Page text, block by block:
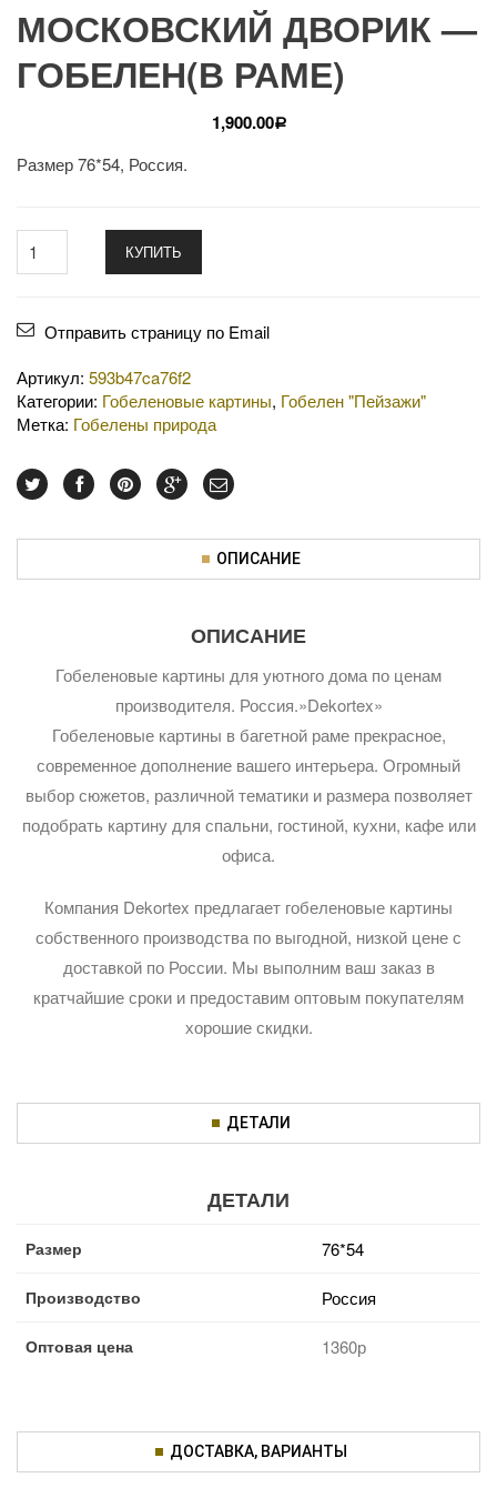
МОСКОВСКИЙ ДВОРИК —
ГОБЕЛЕН(В РАМЕ)
1,900.00Р
Размер 76*54, Россия.
КУПИТЬ
Отправить страницу по Email
Артикул: 593b47ca76f2
Категории: Гобеленовые картины, Гобелен "Пейзажи"
Метка: Гобелены природа
ОПИСАНИЕ
ОПИСАНИЕ
Гобеленовые картины для уютного дома по ценам
производителя. Россия.»Dekortex»
Гобеленовые картины в багетной раме прекрасное,
современное дополнение вашего интерьера. Огромный
выбор сюжетов, различной тематики и размера позволяет
подобрать картину для спальни, гостиной, кухни, кафе или
офиса.
Компания Dekortex предлагает гобеленовые картины
собственного производства по выгодной, низкой цене с
доставкой по России. Мы выполним ваш заказ в
кратчайшие сроки и предоставим оптовым покупателям
хорошие скидки.
ДЕТАЛИ
ДЕТАЛИ
Размер 76*54
Производство Россия
Оптовая цена 1360р
ДОСТАВКА, ВАРИАНТЫ